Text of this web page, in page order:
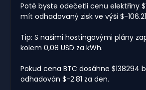
Poté byste odečetli cenu elektřiny
mít odhadovaný zisk ve výši $-
Tip: S našimi hostingovými plány
kolem 0,08 USD za kWh.
Pokud cena BTC dosáhne $138294
odhadován $-2.81 za den.